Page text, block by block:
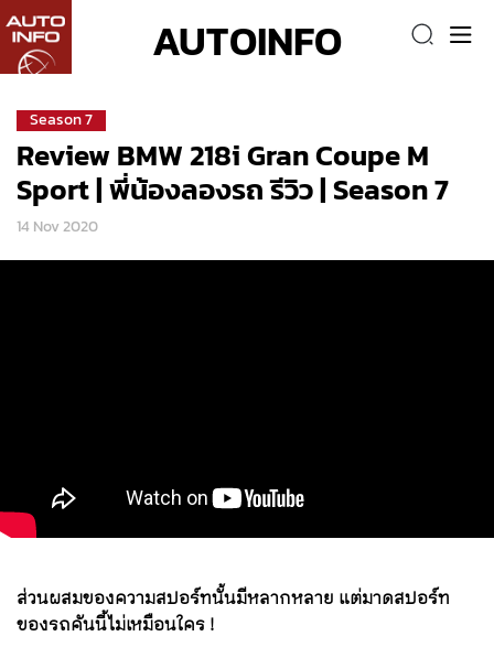
AUTOINFO
Season 7
Review BMW 218i Gran Coupe M
Sport | พี่น้องลองรถ รีวิว | Season 7
14 Nov 2020
ส่วนผสมของความสปอร์ทนั้นมีหลากหลาย แต่มาดสปอร์ท
ของรถคันนี้ไม่เหมือนใคร !